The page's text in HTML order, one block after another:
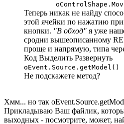
Теперь никак не найду
этой ячейки по нажатию
кнопки. "В обход" я уже
сродни вышеописанному
проще и напрямую, типа
Код Выделить Развернуть
oEvent.Source.getModel()
Не подскажете метод?
Хмм... но так
Прикладываю Ваш файлик,
выходных - посмотрите, может,